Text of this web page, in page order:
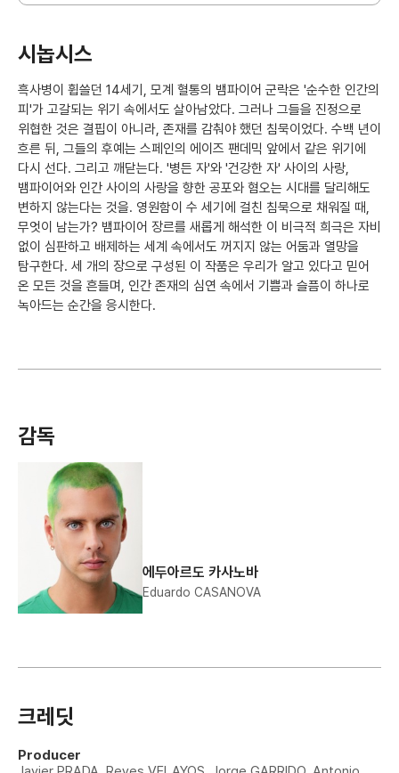
시놉시스
흑사병이 휩쓸던 14세기, 모계 혈통의 뱀파이어 군락은 '순수한 인간의
피'가 고갈되는 위기 속에서도 살아남았다. 그러나 그들을 진정으로
위협한 것은 결핍이 아니라, 존재를 감춰야 했던 침묵이었다. 수백 년이
흐른 뒤, 그들의 후예는 스페인의 에이즈 팬데믹 앞에서 같은 위기에
다시 선다. 그리고 깨닫는다. '병든 자'와 '건강한 자' 사이의 사랑,
뱀파이어와 인간 사이의 사랑을 향한 공포와 혐오는 시대를 달리해도
변하지 않는다는 것을. 영원함이 수 세기에 걸친 침묵으로 채워질 때,
무엇이 남는가? 뱀파이어 장르를 새롭게 해석한 이 비극적 희극은 자비
없이 심판하고 배제하는 세계 속에서도 꺼지지 않는 어둠과 열망을
탐구한다. 세 개의 장으로 구성된 이 작품은 우리가 알고 있다고 믿어
온 모든 것을 흔들며, 인간 존재의 심연 속에서 기쁨과 슬픔이 하나로
녹아드는 순간을 응시한다.
감독
에두아르도 카사노바
Eduardo CASANOVA
크레딧
Producer